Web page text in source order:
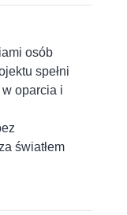
osób
spełni
oparcia i
światłem